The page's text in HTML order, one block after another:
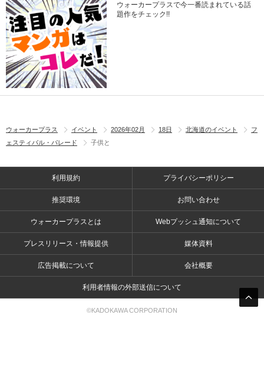
ウォーカープラスで今一番読まれている話
題作をチェック!!
ウォーカープラス イベント 2026年02月 18日 北海道のイベント
フ
ェスティバル・パレード
子供と
利用規約 プライバシーポリシー
推奨環境 お問い合わせ
ウォーカープラスとは Webプッシュ通知について
プレスリリース・情報提供 媒体資料
広告掲載について 会社概要
利用者情報の外部送信について
©KADOKAWA CORPORATION